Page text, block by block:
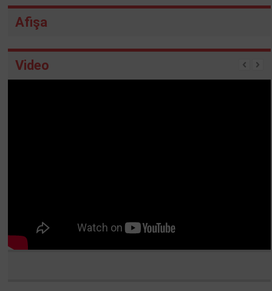
Afişa
Video